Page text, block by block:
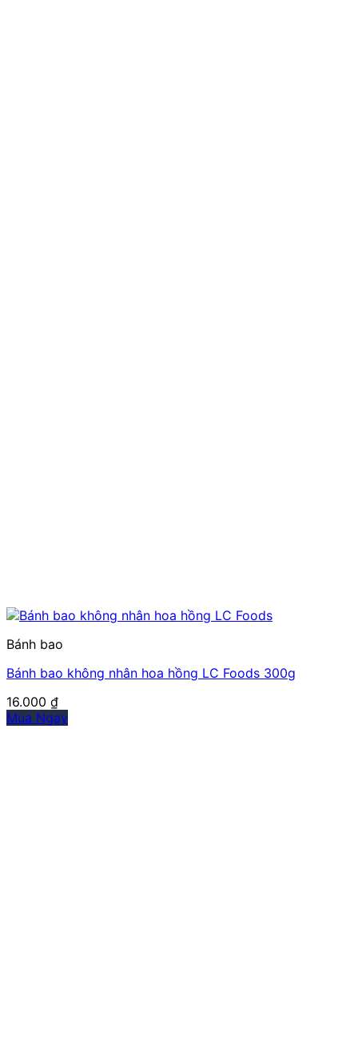
Bánh bao
Bánh bao không nhân hoa hồng LC Foods 300g
16.000 ₫
Mua Ngay